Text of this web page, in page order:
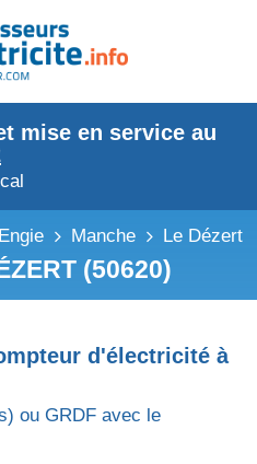
mise en service au
Engie Manche Le Dézert
(50620)
d'électricité à
ou GRDF avec le